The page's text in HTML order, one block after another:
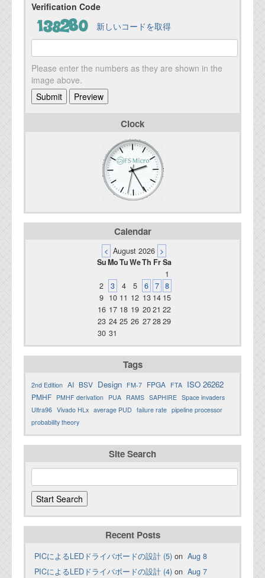
Verification Code
新しいコードを取得
Please enter the numbers as they are shown in the
image above.
Clock
Calendar
< August 2026 >
SuMoTuWeTh FrSa
1
2
3 4 5 6 7 8
9 10 11 12 13 14 15
16 17 18 19 2021 22
23 24 25 26 272829
30 31
Tags
2nd Edition AI BSV Design FM-7 FPGA FTA ISO 26262
PMHF PMHF derivation PUA RAMS SAPHIRE Space invaders
Ultra96 Vivado HLx average PUD failure rate pipeline processor
probability theory
Site Search
Recent Posts
PICによるLEDドライバボードの設計 (5) on Aug 8
PICによるLEDドライバボードの設計 (4) on Aug 7